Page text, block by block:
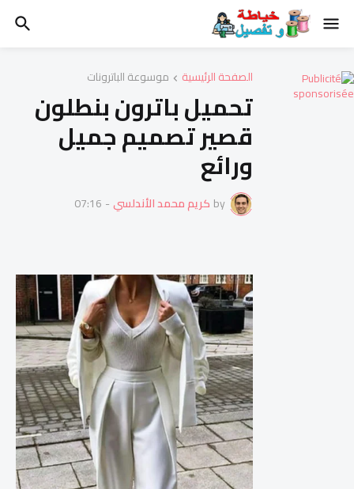
الصفحة الرئيسية موسوعة الباترونات
تحميل باترون بنطلون
قصير تصميم جميل
ورائع
by كريم محمد الأندلسي -
07:16